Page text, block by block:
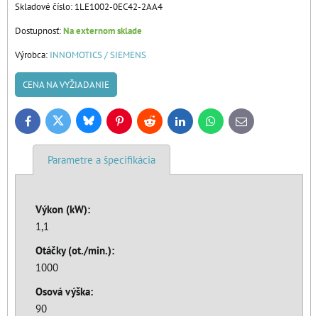
Skladové číslo: 1LE1002-0EC42-2AA4
Dostupnosť:Na externom sklade
Výrobca: INNOMOTICS / SIEMENS
CENA NA VYŽIADANIE
FacebookTwitter BlueskyPinterestReddit LinkedInWhatsApp
E-
mail
Parametre a špecifikácia
Výkon (kW):
1,1
Otáčky (ot./min.):
1000
Osová výška:
90